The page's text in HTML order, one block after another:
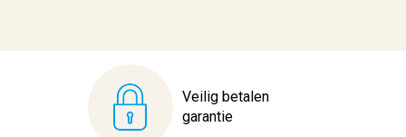
Veilig betalen
garantie